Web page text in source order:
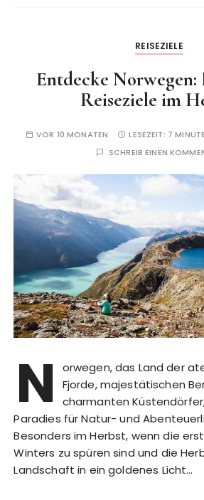
REISEZIELE
Entdecke Norwegen:
Reiseziele im
VOR 10 MONATEN LESEZEIT: 7
SCHREIB EINEN
N
orwegen, das Land der
Fjorde, majestätischen
charmanten
Paradies für Natur- und
Besonders im Herbst, wenn die
Winters zu spüren sind und die
Landschaft in ein goldenes Licht…